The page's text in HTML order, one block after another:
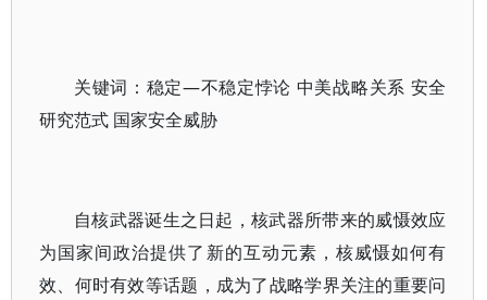
关键词：稳定—不稳定悖论 中美战略关系 安全
研究范式 国家安全威胁
自核武器诞生之日起，核武器所带来的威慑效应
为国家间政治提供了新的互动元素，核威慑如何有
效、何时有效等话题，成为了战略学界关注的重要问